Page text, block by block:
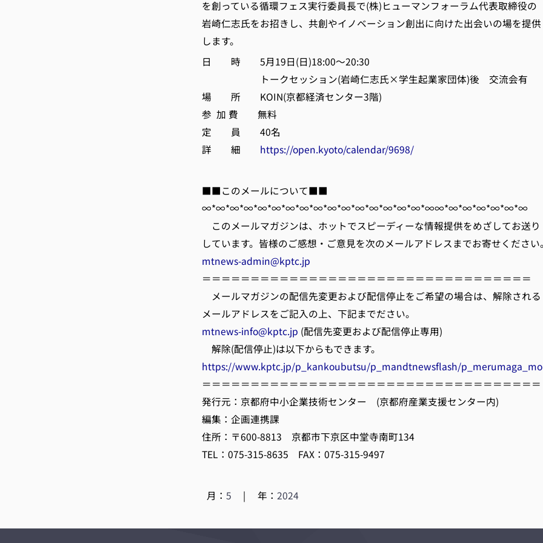
を創っている循環フェス実行委員長で(株)ヒューマンフォーラム代表取締役の
岩崎仁志氏をお招きし、共創やイノベーション創出に向けた出会いの場を提供
します。
日 時 5月19日(日)18:00～20:30
トークセッション(岩崎仁志氏×学生起業家団体)後 交流会有
場 所 KOIN(京都経済センター3階)
参 加 費 無料
定 員 40名
詳 細 https://open.kyoto/calendar/9698/
■■このメールについて■■
∞*∞*∞*∞*∞*∞*∞*∞*∞*∞*∞*∞*∞*∞*∞*∞*∞∞*∞*∞*∞*∞*∞*∞
このメールマガジンは、ホットでスピーディーな情報提供をめざしてお送り
しています。皆様のご感想・ご意見を次のメールアドレスまでお寄せください
mtnews-admin@kptc.jp
＝＝＝＝＝＝＝＝＝＝＝＝＝＝＝＝＝＝＝＝＝＝＝＝＝＝＝＝＝＝＝＝＝＝
メールマガジンの配信先変更および配信停止をご希望の場合は、解除される
メールアドレスをご記入の上、下記までださい。
mtnews-info@kptc.jp (配信先変更および配信停止専用)
解除(配信停止)は以下からもできます。
https://www.kptc.jp/p_kankoubutsu/p_mandtnewsflash/
＝＝＝＝＝＝＝＝＝＝＝＝＝＝＝＝＝＝＝＝＝＝＝＝＝＝＝＝＝＝＝＝＝＝＝
発行元：京都府中小企業技術センター (京都府産業支援センター内)
編集：企画連携課
住所：〒600-8813 京都市下京区中堂寺南町134
TEL：075-315-8635 FAX：075-315-9497
月： 5 | 年：2024